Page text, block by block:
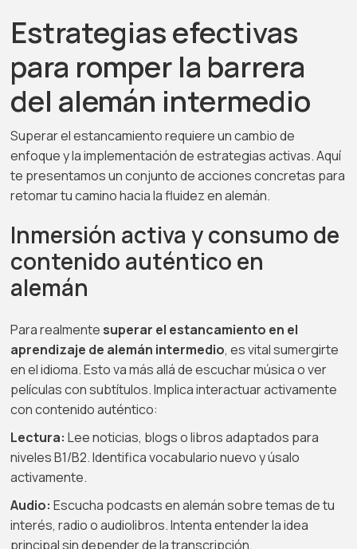
Estrategias efectivas
para romper la barrera
del alemán intermedio
Superar el estancamiento requiere un cambio de
enfoque y la implementación de estrategias activas. Aquí
te presentamos un conjunto de acciones concretas para
retomar tu camino hacia la fluidez en alemán.
Inmersión activa y consumo de
contenido auténtico en
alemán
Para realmente superar el estancamiento en el
aprendizaje de alemán intermedio, es vital sumergirte
en el idioma. Esto va más allá de escuchar música o ver
películas con subtítulos. Implica interactuar activamente
con contenido auténtico:
Lectura: Lee noticias, blogs o libros adaptados para
niveles B1/B2. Identifica vocabulario nuevo y úsalo
activamente.
Audio: Escucha podcasts en alemán sobre temas de tu
interés, radio o audiolibros. Intenta entender la idea
principal sin depender de la transcripción.